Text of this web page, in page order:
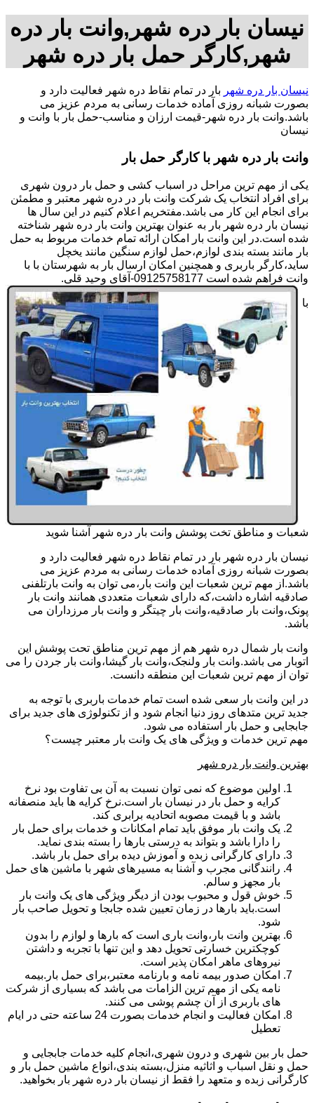
نیسان بار دره شهر,وانت بار دره
شهر,کارگر حمل بار دره شهر
نیسان بار دره شهر بار در تمام نقاط دره شهر فعالیت دارد و
بصورت شبانه روزی آماده خدمات رسانی به مردم عزیز می
باشد.وانت بار دره شهر-قیمت ارزان و مناسب-حمل بار با وانت و
نیسان
وانت بار دره شهر با کارگر حمل بار
یکی از مهم ترین مراحل در اسباب کشی و حمل بار درون شهری
برای افراد انتخاب یک شرکت وانت بار در دره شهر معتبر و مطمئن
برای انجام این کار می باشد.مفتخریم اعلام کنیم در این سال ها
نیسان بار دره شهر بار به عنوان بهترین وانت بار دره شهر شناخته
شده است.در این وانت بار امکان ارائه تمام خدمات مربوط به حمل
بار مانند بسته بندی لوازم،حمل لوازم سنگین مانند یخچل
ساید،کارگر باربری و همچنین امکان ارسال بار به شهرستان با با
وانت فراهم شده است 09125758177-آقای وحید قلی.
با
شعبات و مناطق تخت پوشش وانت بار دره شهر آشنا شوید
نیسان بار دره شهر بار در تمام نقاط دره شهر فعالیت دارد و
بصورت شبانه روزی آماده خدمات رسانی به مردم عزیز می
باشد.از مهم ترین شعبات این وانت بار،می توان به وانت بارتلفنی
صادقیه اشاره داشت،که دارای شعبات متعددی همانند وانت بار
پونک،وانت بار صادقیه،وانت بار چیتگر و وانت بار مرزداران می
باشد.
وانت بار شمال دره شهر هم از مهم ترین مناطق تحت پوشش این
اتوبار می باشد.وانت بار ولنجک،وانت بار گیشا،وانت بار جردن را می
توان از مهم ترین شعبات این منطقه دانست.
در این وانت بار سعی شده است تمام خدمات باربری با توجه به
جدید ترین متدهای روز دنیا انجام شود و از تکنولوژی های جدید برای
جابجایی و حمل بار استفاده می شود.
مهم ترین خدمات و ویژگی های یک وانت بار معتبر چیست؟
بهترین وانت بار دره شهر
اولین موضوع که نمی توان نسبت به آن بی تفاوت بود نرخ
کرایه و حمل بار در نیسان بار است.نرخ کرایه ها باید منصفانه
باشد و با قیمت مصوبه اتحادیه برابری کند.
یک وانت بار موفق باید تمام امکانات و خدمات برای حمل بار
را دارا باشد و بتواند به درستی بارها را بسته بندی نماید.
دارای کارگرانی زبده و آموزش دیده برای حمل بار باشد.
رانندگانی مجرب و آشنا به مسیرهای شهر با ماشین های حمل
بار مجهز و سالم.
خوش قول و محبوب بودن از دیگر ویژگی های یک وانت بار
است.باید بارها در زمان تعیین شده جابجا و تحویل صاحب بار
شود.
بهترین وانت بار،وانت باری است که بارها و لوازم را بدون
کوچکترین خسارتی تحویل دهد و این تنها با تجربه و داشتن
نیروهای ماهر امکان پذیر است.
امکان صدور بیمه نامه و بارنامه معتبر،برای حمل بار.بیمه
نامه یکی از مهم ترین الزامات می باشد که بسیاری از شرکت
های باربری از آن چشم پوشی می کنند.
امکان فعالیت و انجام خدمات بصورت 24 ساعته حتی در ایام
تعطیل
حمل بار بین شهری و درون شهری،انجام کلیه خدمات جابجایی و
حمل و نقل اسباب و اثاثیه منزل،بسته بندی،انواع ماشین حمل بار و
کارگرانی زبده و متعهد را فقط از نیسان بار دره شهر بار بخواهید.